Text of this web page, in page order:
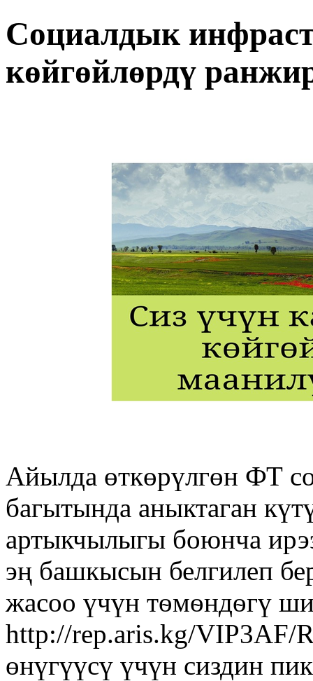
Социалдык
көйгөйлөрдү
Айылда өткөрүлгөн ФТ
багытында аныктаган
артыкчылыгы боюнча
эң башкысын белгилеп
жасоо үчүн тѳмѳндѳгү
http://rep.aris.kg/VIP3AF/
өнүгүүсү үчүн сиздин